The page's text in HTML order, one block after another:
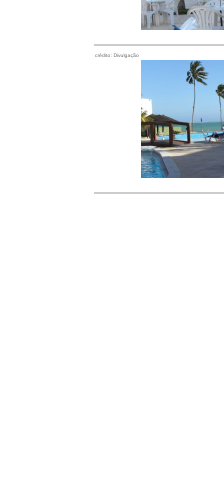
crédito: Divulgação